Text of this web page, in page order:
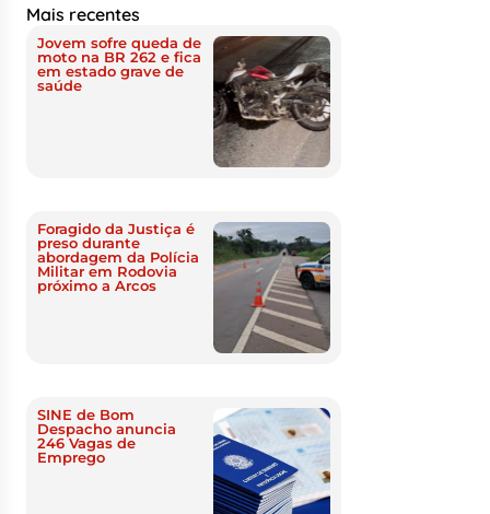
Mais recentes
Jovem sofre queda de
moto na BR 262 e fica
em estado grave de
saúde
Foragido da Justiça é
preso durante
abordagem da Polícia
Militar em Rodovia
próximo a Arcos
SINE de Bom
Despacho anuncia
246 Vagas de
Emprego